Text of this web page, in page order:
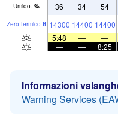
Umido. % 36 34 54
Zero termico ft 14300 14400 14400
5:48
— —
—
— 8:25
Informazioni
Warning Services